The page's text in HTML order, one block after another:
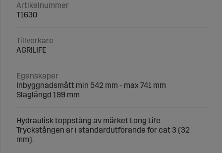
Artikelnummer
T1630
Tillverkare
AGRILIFE
Egenskaper
Inbyggnadsmått min 542 mm - max 741 mm
Slaglängd 199 mm
Hydraulisk toppstång av märket Long Life.
Tryckstången är i standardutförande för cat 3 (32
mm).